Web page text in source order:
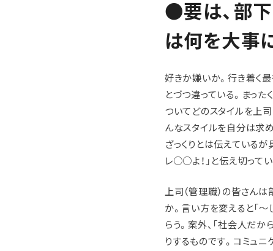
●要は、部
は何を大事
好きか嫌いか。行き着く
とづつ違っている。まっ
ついてどのスタイルを上
んなスタイルを自分は求め
ざっくりとは伝えている
レ○○よ！」と伝え切って
上司（管理職）の皆さん
か。言い方を変えると「〜
らう。案外、「社会人だか
りするものです。コミュ